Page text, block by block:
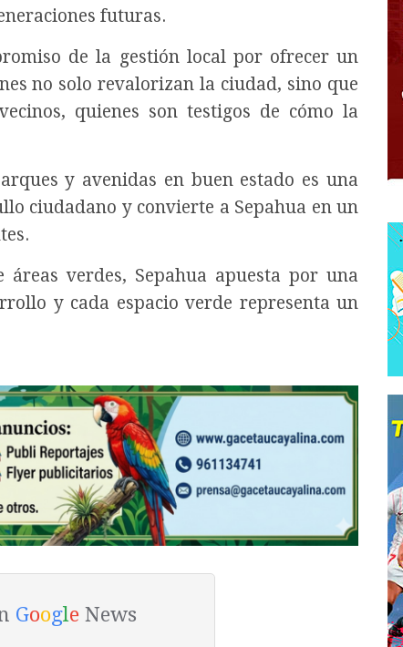
futuras.
de la gestión local por ofrecer un
no solo revalorizan la ciudad, sino que
quienes son testigos de cómo la
y avenidas en buen estado es una
ciudadano y convierte a Sepahua en un
verdes, Sepahua apuesta por una
y cada espacio verde representa un
GoogleNews